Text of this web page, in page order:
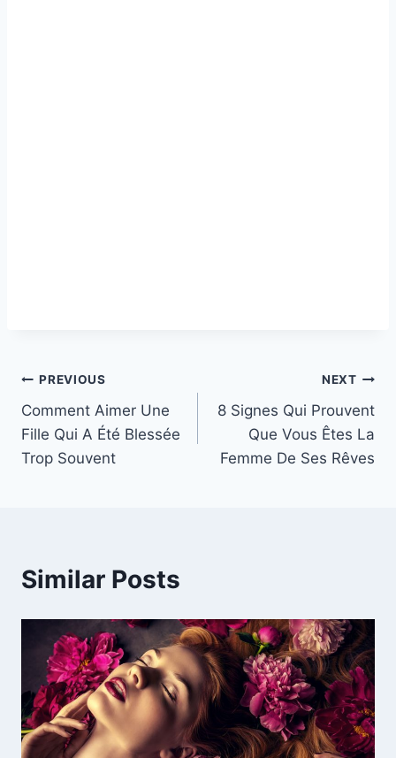
Post
navigation
PREVIOUS
Comment Aimer Une
Fille Qui A Été Blessée
Trop Souvent
NEXT
8 Signes Qui Prouvent
Que Vous Êtes La
Femme De Ses Rêves
Similar Posts